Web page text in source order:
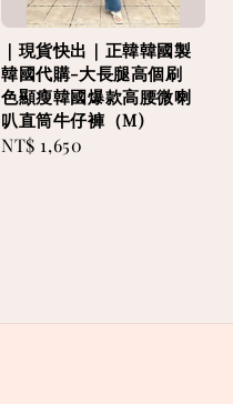
｜現貨快出｜正韓韓國製
韓國代購-大長腿高個刷
色顯瘦韓國爆款高腰微喇
叭直筒牛仔褲（M)
Regular
NT$ 1,650